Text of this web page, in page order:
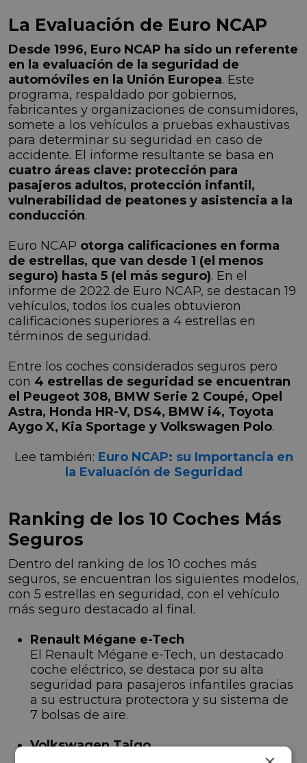
La Evaluación de Euro NCAP
Desde 1996, Euro NCAP ha sido un referente
en la evaluación de la seguridad de
automóviles en la Unión Europea. Este
programa, respaldado por gobiernos,
fabricantes y organizaciones de consumidores,
somete a los vehículos a pruebas exhaustivas
para determinar su seguridad en caso de
accidente. El informe resultante se basa en
cuatro áreas clave: protección para
pasajeros adultos, protección infantil,
vulnerabilidad de peatones y asistencia a la
conducción.
Euro NCAP otorga calificaciones en forma
de estrellas, que van desde 1 (el menos
seguro) hasta 5 (el más seguro). En el
informe de 2022 de Euro NCAP, se destacan 19
vehículos, todos los cuales obtuvieron
calificaciones superiores a 4 estrellas en
términos de seguridad.
Entre los coches considerados seguros pero
con 4 estrellas de seguridad se encuentran
el Peugeot 308, BMW Serie 2 Coupé, Opel
Astra, Honda HR-V, DS4, BMW i4, Toyota
Aygo X, Kia Sportage y Volkswagen Polo.
Lee también: Euro NCAP: su Importancia en
la Evaluación de Seguridad
Ranking de los 10 Coches Más
Seguros
Dentro del ranking de los 10 coches más
seguros, se encuentran los siguientes modelos,
con 5 estrellas en seguridad, con el vehículo
más seguro destacado al final.
Renault Mégane e-Tech
El Renault Mégane e-Tech, un destacado
coche eléctrico, se destaca por su alta
seguridad para pasajeros infantiles gracias
a su estructura protectora y su sistema de
7 bolsas de aire.
Volkswagen Taigo